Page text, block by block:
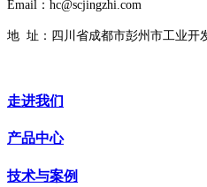
Email：hc@scjingzhi.com
地 址：四川省成都市彭州市工业开
走进我们
产品中心
技术与案例